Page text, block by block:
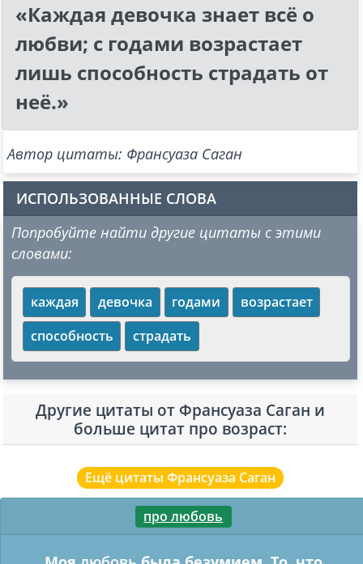
«Каждая девочка знает всё о
любви; с годами возрастает
лишь способность страдать от
неё.»
Автор цитаты: Франсуаза Саган
ИСПОЛЬЗОВАННЫЕ СЛОВА
Попробуйте найти другие цитаты с этими
словами:
каждая девочка годами
возрастает
способность
страдать
Другие цитаты от Франсуаза Саган и
больше цитат про возраст:
Ещё цитаты Франсуаза Саган
про любовь